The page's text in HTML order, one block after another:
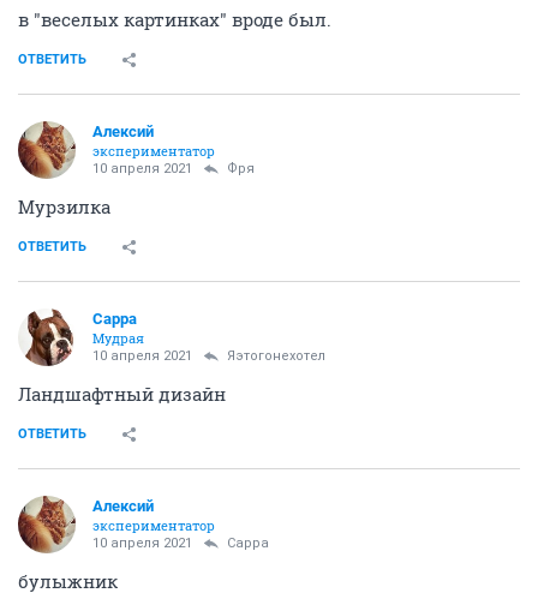
в "веселых картинках" вроде был.
ОТВЕТИТЬ
Алексий
экспериментатор
10 апреля 2021 Фря
Мурзилка
ОТВЕТИТЬ
Сарра
Мудрая
10 апреля 2021 Яэтогонехотел
Ландшафтный дизайн
ОТВЕТИТЬ
Алексий
экспериментатор
10 апреля 2021 Сарра
булыжник